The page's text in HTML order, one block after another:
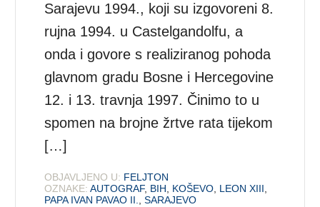
Sarajevu 1994., koji su izgovoreni 8.
rujna 1994. u Castelgandolfu, a
onda i govore s realiziranog pohoda
glavnom gradu Bosne i Hercegovine
12. i 13. travnja 1997. Činimo to u
spomen na brojne žrtve rata tijekom
[…]
OBJAVLJENO U: FELJTON
OZNAKE: AUTOGRAF, BIH, KOŠEVO, LEON XIII,
PAPA IVAN PAVAO II.,SARAJEVO